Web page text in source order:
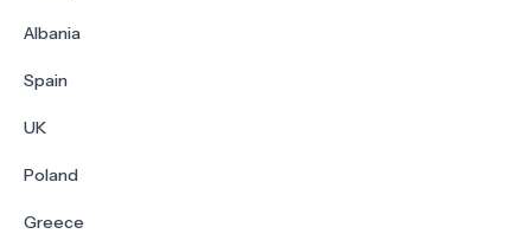
Albania
Spain
UK
Poland
Greece